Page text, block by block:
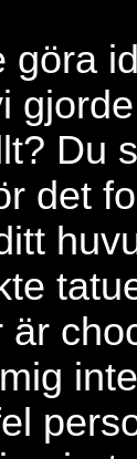
göra
Du
det
inte